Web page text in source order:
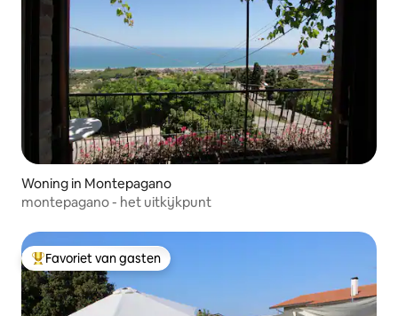
Woning in Montepagano
montepagano - het uitkijkpunt
Topfavoriet van gasten
Favoriet van gasten